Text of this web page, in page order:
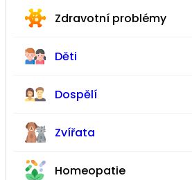
Zdravotní problémy
Děti
Dospělí
Zvířata
Homeopatie